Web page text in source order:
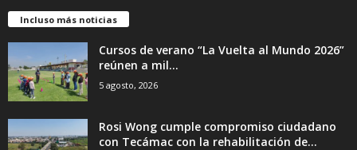
Incluso más noticias
Cursos de verano “La Vuelta al Mundo 2026”
reúnen a mil...
5 agosto, 2026
Rosi Wong cumple compromiso ciudadano
con Tecámac con la rehabilitación de...